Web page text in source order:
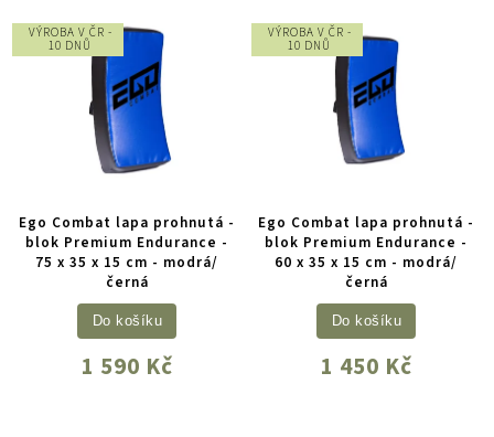
VÝROBA V ČR -
10 DNŮ
Ego Combat lapa prohnutá -
blok Premium Endurance -
75 x 35 x 15 cm - modrá/
černá
1 590 Kč
Do košíku
VÝROBA V ČR -
10 DNŮ
Ego Combat lapa prohnutá -
blok Premium Endurance -
60 x 35 x 15 cm - modrá/
černá
1 450 Kč
Do košíku